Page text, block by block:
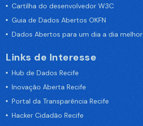
Cartilha do desenvolvedor W3C
Guia de Dados Abertos OKFN
Dados Abertos para um dia a dia melhor
Links de Interesse
Hub de Dados Recife
Inovação Aberta Recife
Portal da Transparência Recife
Hacker Cidadão Recife